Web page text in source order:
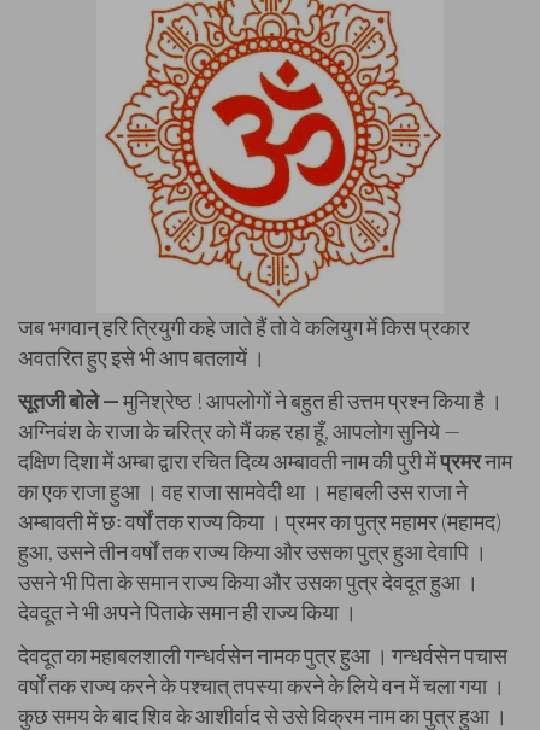
जब भगवान् हरि त्रियुगी कहे जाते हैं तो वे कलियुग में किस प्रकार
अवतरित हुए इसे भी आप बतलायें ।
सूतजी बोले —मुनिश्रेष्ठ ! आपलोगों ने बहुत ही उत्तम प्रश्न किया है ।
अग्निवंश के राजा के चरित्र को मैं कह रहा हूँ, आपलोग सुनिये —
दक्षिण दिशा में अम्बा द्वारा रचित दिव्य अम्बावती नाम की पुरी मेंप्रमरनाम
का एक राजा हुआ । वह राजा सामवेदी था । महाबली उस राजा ने
अम्बावती में छः वर्षों तक राज्य किया । प्रमर का पुत्र महामर (महामद)
हुआ, उसने तीन वर्षों तक राज्य किया और उसका पुत्र हुआ देवापि ।
उसने भी पिता के समान राज्य किया और उसका पुत्र देवदूत हुआ ।
देवदूत ने भी अपने पिताके समान ही राज्य किया ।
देवदूत का महाबलशाली गन्धर्वसेन नामक पुत्र हुआ । गन्धर्वसेन पचास
वर्षों तक राज्य करने के पश्चात् तपस्या करने के लिये वन में चला गया ।
कुछ समय के बाद शिव के आशीर्वाद से उसे विक्रम नाम का पुत्र हुआ ।